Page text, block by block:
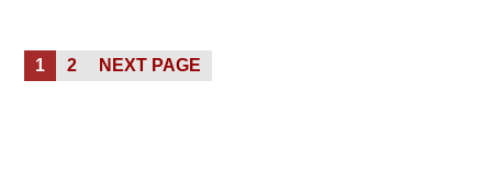
Posts
pagination
PAGE
1 PAGE
2 NEXT PAGE